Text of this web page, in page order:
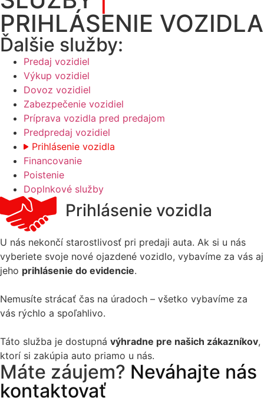
PRIHLÁSENIE VOZIDLA
Ďalšie služby:
Predaj vozidiel
Výkup vozidiel
Dovoz vozidiel
Zabezpečenie vozidiel
Príprava vozidla pred predajom
Predpredaj vozidiel
Prihlásenie vozidla
Financovanie
Poistenie
Doplnkové služby
Prihlásenie vozidla
U nás nekončí starostlivosť pri predaji auta. Ak si u nás
vyberiete svoje nové ojazdené vozidlo, vybavíme za vás aj
jeho prihlásenie do evidencie.
Nemusíte strácať čas na úradoch – všetko vybavíme za
vás rýchlo a spoľahlivo.
Táto služba je dostupná výhradne pre našich zákazníkov,
ktorí si zakúpia auto priamo u nás.
Máte záujem? Neváhajte nás
kontaktovať